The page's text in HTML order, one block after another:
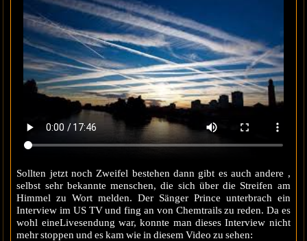
Sollten jetzt noch Zweifel bestehen dann gibt es auch andere ,
selbst sehr bekannte menschen, die sich über die Streifen am
Himmel zu Wort melden. Der Sänger Prince unterbrach ein
Interview im US TV und fing an von Chemtrails zu reden. Da es
wohl eineLivesendung war, konnte man dieses Interview nicht
mehr stoppen und es kam wie in diesem Video zu sehen: